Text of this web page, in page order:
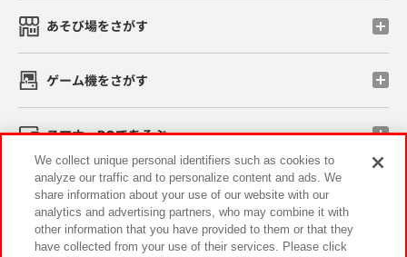
あそび場をさがす
ゲーム機をさがす
スマホ・PCであそぶ
イベント・キャンペーン
We collect unique personal identifiers such as cookies to
analyze our traffic and to personalize content and ads. We
share information about your use of our website with our
analytics and advertising partners, who may combine it with
other information that you have provided to them or that they
have collected from your use of their services. Please click